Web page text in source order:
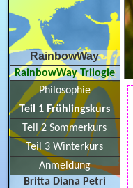
RainbowWay
RainbowWay Trilogie
Philosophie
Teil 1 Frühlingskurs
Teil 2 Sommerkurs
Teil 3 Winterkurs
Anmeldung
Britta Diana Petri